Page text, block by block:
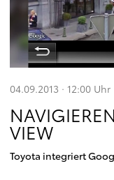
04.09.2013 · 12:00 Uhr
VIEW
Toyota integriert